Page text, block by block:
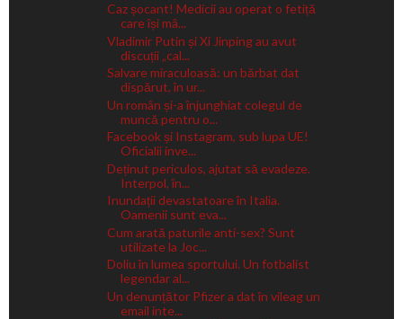
Caz șocant! Medicii au operat o fetiță
care își mâ...
Vladimir Putin și Xi Jinping au avut
discuții „cal...
Salvare miraculoasă: un bărbat dat
dispărut, în ur...
Un român și-a înjunghiat colegul de
muncă pentru o...
Facebook și Instagram, sub lupa UE!
Oficialii inve...
Deținut periculos, ajutat să evadeze.
Interpol, în...
Inundații devastatoare în Italia.
Oamenii sunt eva...
Cum arată paturile anti-sex? Sunt
utilizate la Joc...
Doliu în lumea sportului. Un fotbalist
legendar al...
Un denunțător Pfizer a dat în vileag un
email inte...